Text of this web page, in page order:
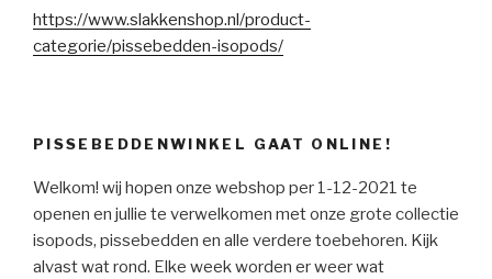
https://www.slakkenshop.nl/product-
categorie/pissebedden-isopods/
PISSEBEDDENWINKEL GAAT ONLINE!
Welkom! wij hopen onze webshop per 1-12-2021 te
openen en jullie te verwelkomen met onze grote collectie
isopods, pissebedden en alle verdere toebehoren. Kijk
alvast wat rond. Elke week worden er weer wat